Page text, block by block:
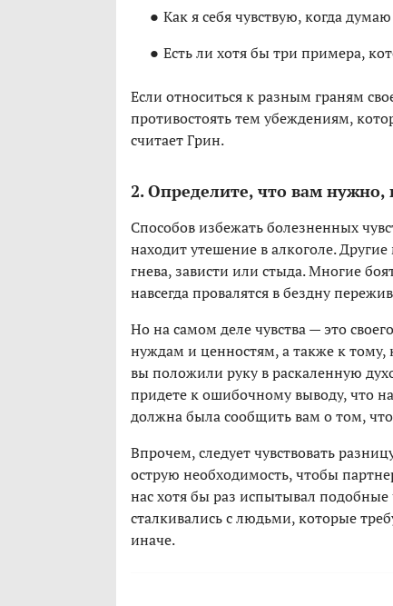
Как я себя чувствую, когда
Есть ли хотя бы три примера,
Если относиться к разным граням
противостоять тем убеждениям,
считает Грин.
2. Определите, что вам нужно,
Способов избежать болезненных
находит утешение в алкоголе.
гнева, зависти или стыда. Многие
навсегда провалятся в бездну
Но на самом деле чувства — это
нуждам и ценностям, а также к тому,
вы положили руку в раскаленную
придете к ошибочному выводу, что
должна была сообщить вам о том,
Впрочем, следует чувствовать
острую необходимость, чтобы
нас хотя бы раз испытывал
сталкивались с людьми, которые
иначе.